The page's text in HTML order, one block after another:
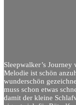
Sleepwalker’s
Melodie ist schön
wunderschön
muss schon etwas
damit der kleine